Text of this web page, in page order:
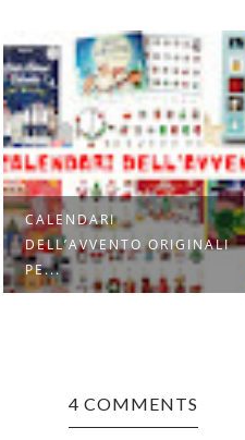
CALENDARI
DELL’AVVENTO ORIGINALI
PE...
4 COMMENTS